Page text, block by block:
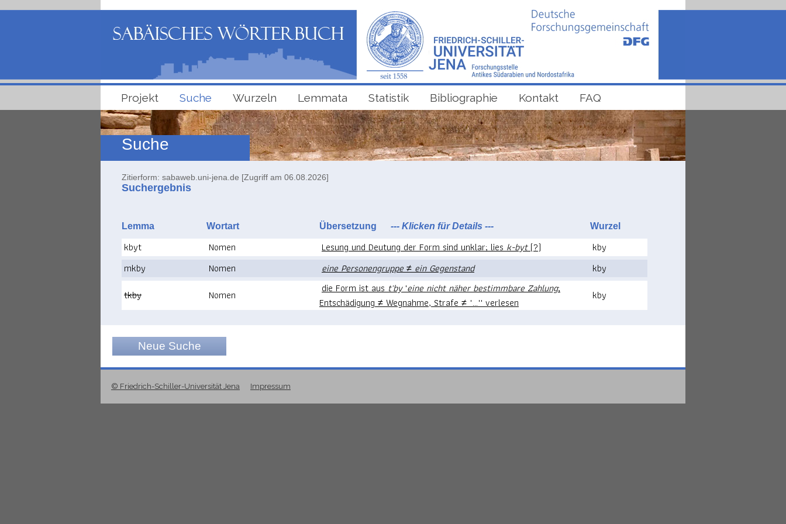
Projekt Suche Wurzeln Lemmata Statistik Bibliographie Kontakt FAQ
Suche
Zitierform: sabaweb.uni-jena.de [Zugriff am 06.08.2026]
Suchergebnis
Lemma Wortart Übersetzung --- Klicken für Details --- Wurzel
kbyt Nomen Lesung und Deutung der Form sind unklar; liesk-byt(?)
kby
mkby
Nomen eine Personengruppe≠ein Gegenstand
kby
tkby
Nomen die Form ist austʾby'eine nicht näher bestimmbare Zahlung;
Entschädigung ≠ Wegnahme, Strafe ≠ "..."' verlesen
kby
Neue Suche
© Friedrich-Schiller-Universität Jena Impressum